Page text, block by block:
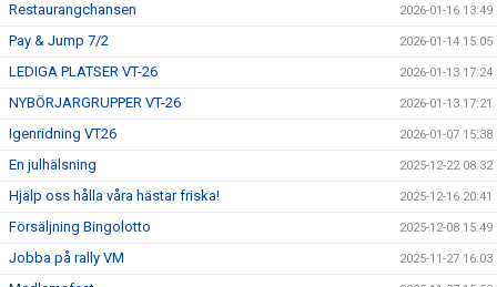
Restaurangchansen 2026-01-16 13:49
Pay & Jump 7/2 2026-01-14 15:05
LEDIGA PLATSER VT-26 2026-01-13 17:24
NYBÖRJARGRUPPER VT-26 2026-01-13 17:21
Igenridning VT26 2026-01-07 15:38
En julhälsning 2025-12-22 08:32
Hjälp oss hålla våra hästar friska! 2025-12-16 20:41
Försäljning Bingolotto 2025-12-08 15:49
Jobba på rally VM 2025-11-27 16:03